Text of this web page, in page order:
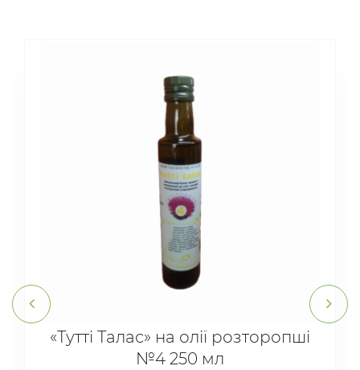
«Тутті Талас» на олії розторопші
№4 250 мл